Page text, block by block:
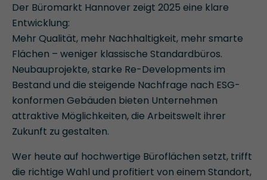
Der Büromarkt Hannover zeigt 2025 eine klare
Entwicklung:
Mehr Qualität, mehr Nachhaltigkeit, mehr smarte
Flächen – weniger klassische Standardbüros.
Neubauprojekte, starke Re-Developments im
Bestand und die steigende Nachfrage nach ESG-
konformen Gebäuden bieten Unternehmen
attraktive Möglichkeiten, die Arbeitswelt ihrer
Zukunft zu gestalten.
Wer heute auf hochwertige Büroflächen setzt, trifft
die richtige Wahl und profitiert von einem Standort,